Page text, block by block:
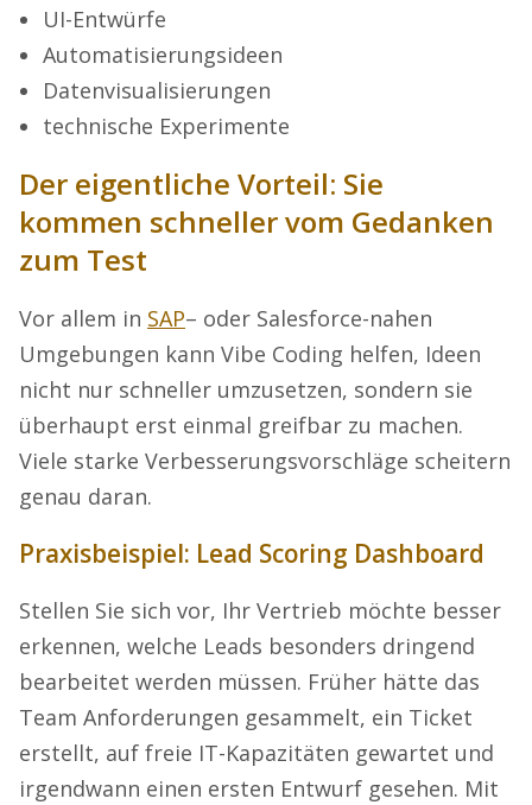
UI-Entwürfe
Automatisierungsideen
Datenvisualisierungen
technische Experimente
Der eigentliche Vorteil: Sie
kommen schneller vom Gedanken
zum Test
Vor allem in SAP– oder Salesforce-nahen
Umgebungen kann Vibe Coding helfen, Ideen
nicht nur schneller umzusetzen, sondern sie
überhaupt erst einmal greifbar zu machen.
Viele starke Verbesserungsvorschläge scheitern
genau daran.
Praxisbeispiel: Lead Scoring Dashboard
Stellen Sie sich vor, Ihr Vertrieb möchte besser
erkennen, welche Leads besonders dringend
bearbeitet werden müssen. Früher hätte das
Team Anforderungen gesammelt, ein Ticket
erstellt, auf freie IT-Kapazitäten gewartet und
irgendwann einen ersten Entwurf gesehen. Mit